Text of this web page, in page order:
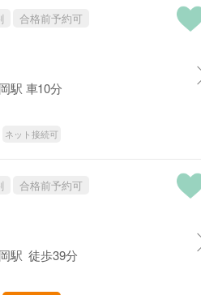
合格前予約可
駅 車10分
ネット接続可
合格前予約可
駅 徒歩39分